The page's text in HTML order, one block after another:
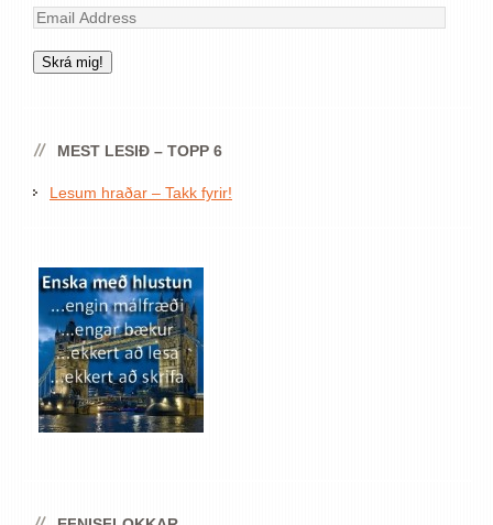
Email
Skrá mig!
MEST LESIÐ – TOPP 6
Lesum hraðar – Takk fyrir!